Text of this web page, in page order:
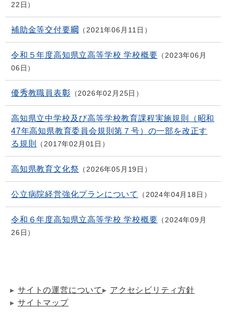
22日
補助金等交付要綱 2021年06月11日
令和５年度高知県立高等学校 学校概要
2023年06月
06日
優秀教職員表彰 2026年02月25日
高知県立中学校及び高等学校教育課程実施規則（昭和
47年高知県教育委員会規則第７号）の一部を改正す
る規則
2017年02月01日
高知県教育文化祭 2026年05月19日
公立病院経営強化プランについて 2024年04月18日
令和６年度高知県立高等学校 学校概要
2024年09月
26日
サイトの運営について
アクセシビリティ方針
サイトマップ